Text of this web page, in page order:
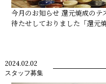
今月のお知らせ 還元焼成のテ
待たせしておりました「還
2024.02.02
スタッフ募集